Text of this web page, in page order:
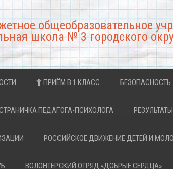
общеобразовательное
школа № 3 городского
ПРИЁМ В 1 КЛАСС БЕЗОПАСНОСТЬ
ПЕДАГОГА-ПСИХОЛОГА
РОССИЙСКОЕ ДВИЖЕНИЕ ДЕТЕЙ И
ВОЛОНТЕРСКИЙ ОТРЯД «ДОБРЫЕ СЕРДЦА»